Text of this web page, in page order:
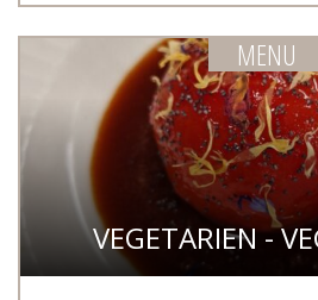
MENU
VEGETARIEN -